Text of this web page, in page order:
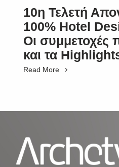
10η Τελετή
100% Hotel
Οι συμμετοχές
και τα
Read More